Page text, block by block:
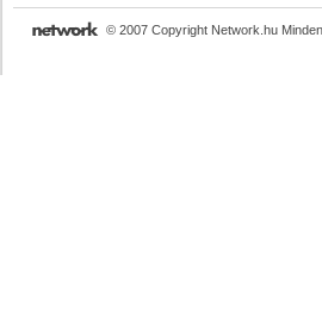
© 2007 Copyright Network.hu